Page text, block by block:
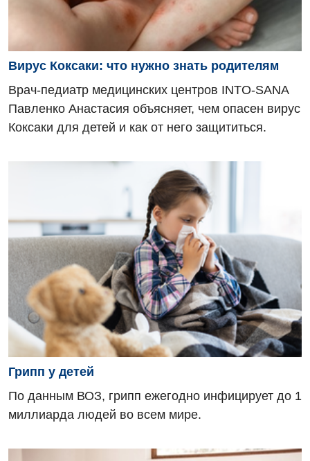
Терапевтическое отделение
Травматологическое отделение
Урологическое отделение
Урология
Для детей
Детская аллергология
Детская гастроэнтерология
Детская гинекология
Детская кардиоревматология
Детская неврология
Детская ортопедия и травматология
Вирус Коксаки: что нужно знать родителям
Врач-педиатр медицинских центров INTO-SANA
Павленко Анастасия объясняет, чем опасен вирус
Коксаки для детей и как от него защититься.
Грипп у детей
По данным ВОЗ, грипп ежегодно инфицирует до 1
миллиарда людей во всем мире.